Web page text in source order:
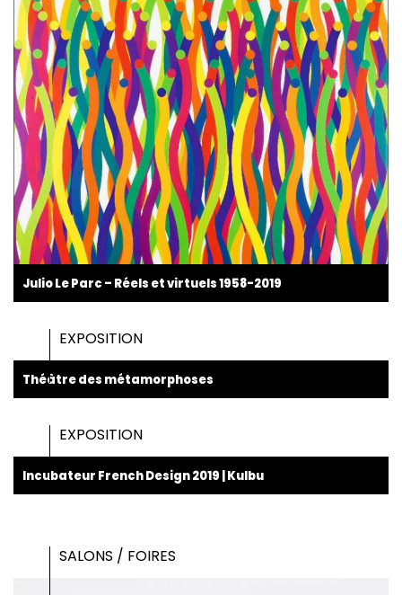
Julio Le Parc – Réels et virtuels 1958-2019
EXPOSITION
Théâtre des métamorphoses
EXPOSITION
Incubateur French Design 2019 | Kulbu
SALONS / FOIRES